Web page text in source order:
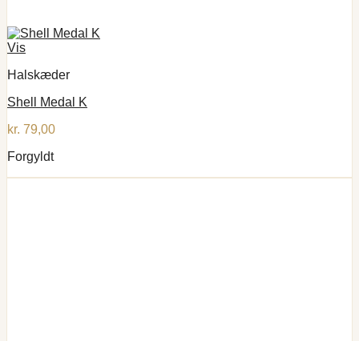
Vis
Halskæder
Shell Medal K
kr. 79,00
Forgyldt